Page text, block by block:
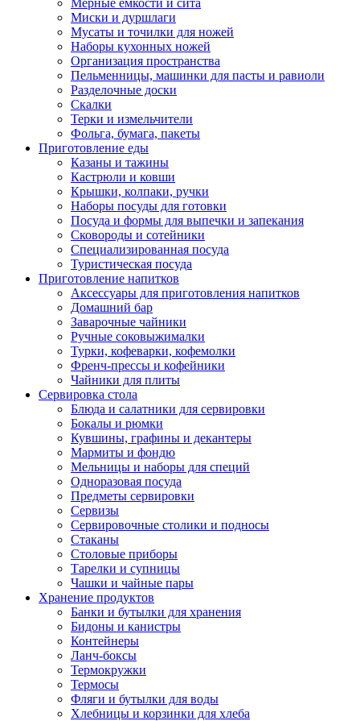
Мерные ёмкости и сита
Миски и дуршлаги
Мусаты и точилки для ножей
Наборы кухонных ножей
Организация пространства
Пельменницы, машинки для пасты и равиоли
Разделочные доски
Скалки
Терки и измельчители
Фольга, бумага, пакеты
Приготовление еды
Казаны и тажины
Кастрюли и ковши
Крышки, колпаки, ручки
Наборы посуды для готовки
Посуда и формы для выпечки и запекания
Сковороды и сотейники
Специализированная посуда
Туристическая посуда
Приготовление напитков
Аксессуары для приготовления напитков
Домашний бар
Заварочные чайники
Ручные соковыжималки
Турки, кофеварки, кофемолки
Френч-прессы и кофейники
Чайники для плиты
Сервировка стола
Блюда и салатники для сервировки
Бокалы и рюмки
Кувшины, графины и декантеры
Мармиты и фондю
Мельницы и наборы для специй
Одноразовая посуда
Предметы сервировки
Сервизы
Сервировочные столики и подносы
Стаканы
Столовые приборы
Тарелки и супницы
Чашки и чайные пары
Хранение продуктов
Банки и бутылки для хранения
Бидоны и канистры
Контейнеры
Ланч-боксы
Термокружки
Термосы
Фляги и бутылки для воды
Хлебницы и корзинки для хлеба